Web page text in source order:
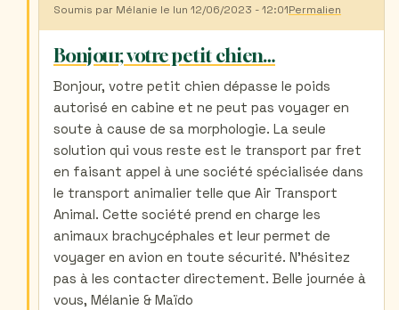
Soumis par Mélanie le lun 12/06/2023 - 12:01
En
réponse
à
Voyage
en
cabine
avec
mon
chien
de
10
par
Valerie
(non
vérifié)
Permalien
Bonjour, votre petit chien…
Bonjour, votre petit chien dépasse le poids
autorisé en cabine et ne peut pas voyager en
soute à cause de sa morphologie. La seule
solution qui vous reste est le transport par fret
en faisant appel à une société spécialisée dans
le transport animalier telle que Air Transport
Animal. Cette société prend en charge les
animaux brachycéphales et leur permet de
voyager en avion en toute sécurité. N'hésitez
pas à les contacter directement. Belle journée à
vous, Mélanie & Maïdo